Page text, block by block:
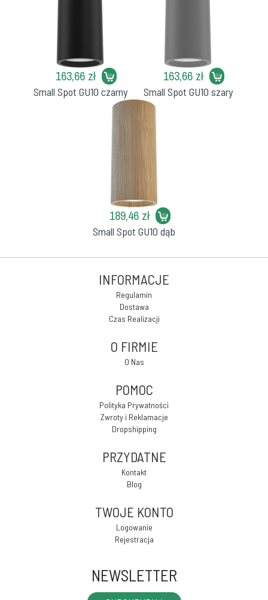
163,66 zł
Small Spot GU10 czarny
163,66 zł
Small Spot GU10 szary
189,46 zł
Small Spot GU10 dąb
INFORMACJE
Regulamin
Dostawa
Czas Realizacji
O FIRMIE
O Nas
POMOC
Polityka Prywatności
Zwroty i Reklamacje
Dropshipping
PRZYDATNE
Kontakt
Blog
TWOJE KONTO
Logowanie
Rejestracja
NEWSLETTER